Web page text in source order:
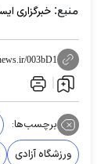
منبع: خبرگزاری
003bD1
برچسب‌ها:
ورزشگاه آزادى